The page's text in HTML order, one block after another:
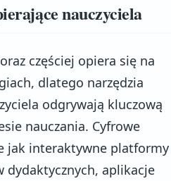
nauczyciela
częściej opiera się na
dlatego narzędzia
odgrywają kluczową
nauczania. Cyfrowe
jak interaktywne platformy
dydaktycznych, aplikacje